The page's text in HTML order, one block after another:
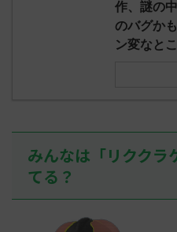
作、謎の
のバグか
ン変なと
みんなは「リククラ
てる？